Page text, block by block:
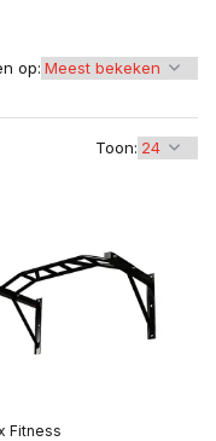
Toon:
op:
Fitness